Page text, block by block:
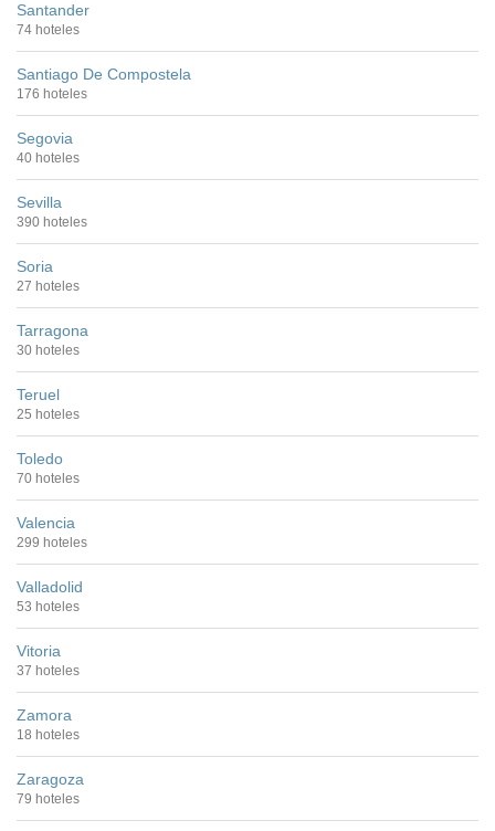
Santander
74 hoteles
Santiago De Compostela
176 hoteles
Segovia
40 hoteles
Sevilla
390 hoteles
Soria
27 hoteles
Tarragona
30 hoteles
Teruel
25 hoteles
Toledo
70 hoteles
Valencia
299 hoteles
Valladolid
53 hoteles
Vitoria
37 hoteles
Zamora
18 hoteles
Zaragoza
79 hoteles